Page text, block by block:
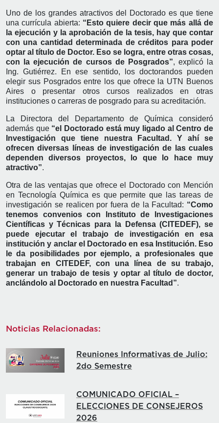
Uno de los grandes atractivos del Doctorado es que tiene
una currícula abierta: “Esto quiere decir que más allá de
la ejecución y la aprobación de la tesis, hay que contar
con una cantidad determinada de créditos para poder
optar al título de Doctor. Eso se logra, entre otras cosas,
con la ejecución de cursos de Posgrados”, explicó la
Ing. Gutiérrez. En ese sentido, los doctorandos pueden
elegir sus Posgrados entre los que ofrece la UTN Buenos
Aires o presentar otros cursos realizados en otras
instituciones o carreras de posgrado para su acreditación.
La Directora del Departamento de Química consideró
además que “el Doctorado está muy ligado al Centro de
Investigación que tiene nuestra Facultad. Y ahí se
ofrecen diversas líneas de investigación de las cuales
dependen diversos proyectos, lo que lo hace muy
atractivo”.
Otra de las ventajas que ofrece el Doctorado con Mención
en Tecnología Química es que permite que las tareas de
investigación se realicen por fuera de la Facultad: “Como
tenemos convenios con Instituto de Investigaciones
Científicas y Técnicas para la Defensa (CITEDEF), se
puede ejecutar el trabajo de investigación en esa
institución y anclar el Doctorado en esa Institución. Eso
le da posibilidades por ejemplo, a profesionales que
trabajan en CITEDEF, con una línea de su trabajo,
generar un trabajo de tesis y optar al título de doctor,
anclándolo al Doctorado en nuestra Facultad”.
Noticias Relacionadas:
Reuniones Informativas de Julio:
2do Semestre
COMUNICADO OFICIAL –
ELECCIONES DE CONSEJEROS
2026